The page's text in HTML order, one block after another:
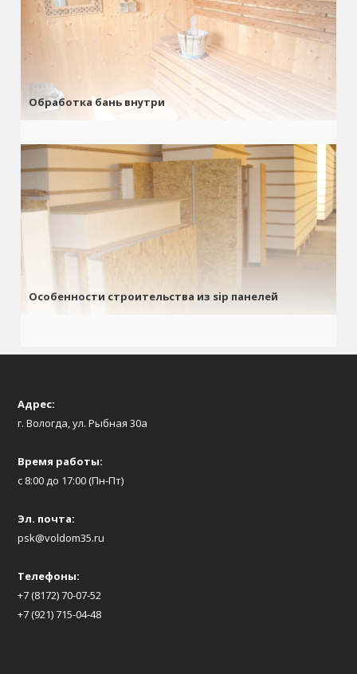
Обработка бань внутри
Особенности строительства из sip панелей
Адрес:
г. Вологда, ул. Рыбная 30а
Время работы:
с 8:00 до 17:00 (Пн-Пт)
Эл. почта:
psk@voldom35.ru
Телефоны:
+7 (8172) 70-07-52
+7 (921) 715-04-48